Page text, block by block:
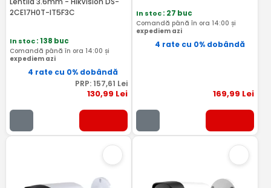
2CE17H0T-IT5F3C
In stoc: 138 buc
Comandă până în ora 14:00 și
expediem azi
4 rate cu 0% dobândă
PRP: 157,61 Lei
130,99 Lei
In stoc: 27 buc
Comandă până în ora 14:00 și
expediem azi
4 rate cu 0% dobândă
169,99 Lei